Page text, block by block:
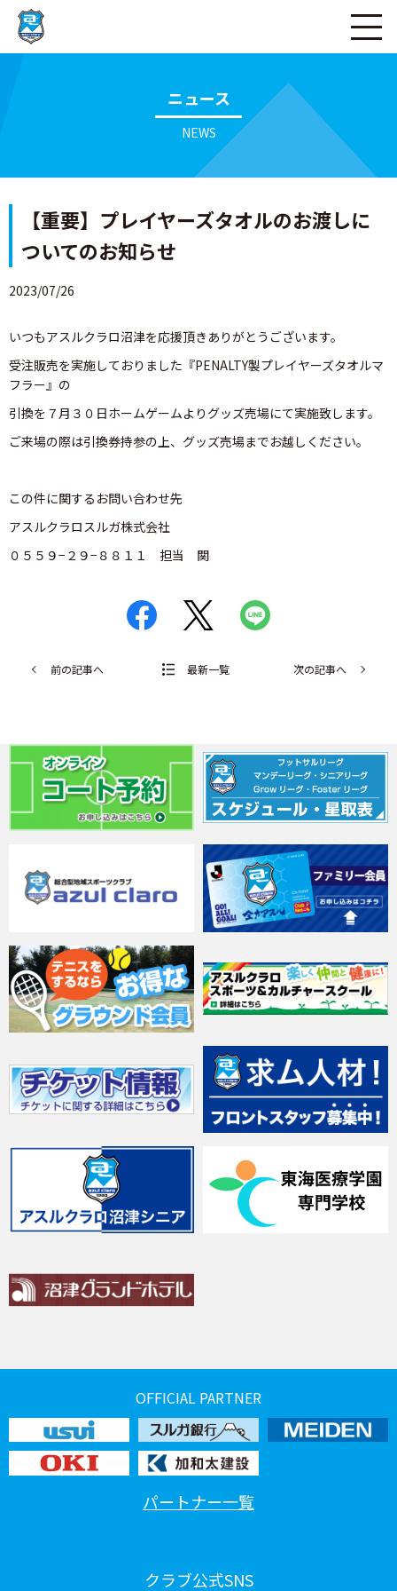
ニュース
NEWS
【重要】プレイヤーズタオルのお渡しに
ついてのお知らせ
2023/07/26
いつもアスルクラロ沼津を応援頂きありがとうございます。
受注販売を実施しておりました『PENALTY製プレイヤーズタオルマ
フラー』の
引換を７月３０日ホームゲームよりグッズ売場にて実施致します。
ご来場の際は引換券持参の上、グッズ売場までお越しください。
この件に関するお問い合わせ先
アスルクラロスルガ株式会社
０５５９−２９−８８１１ 担当 関
前の記事へ 最新一覧 次の記事へ
OFFICIAL PARTNER
パートナー一覧
クラブ公式SNS